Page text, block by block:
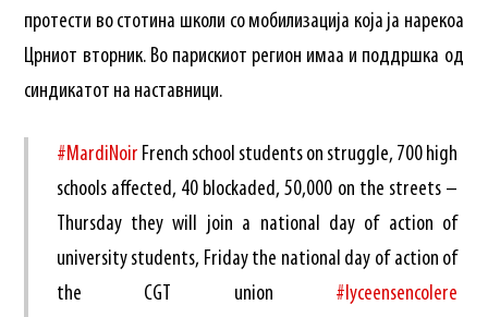
протести во стотина школи со мобилизација која ја нарекоа
Црниот вторник. Во парискиот регион имаа и поддршка од
синдикатот на наставници.
#MardiNoir French school students on struggle, 700 high
schools affected, 40 blockaded, 50,000 on the streets –
Thursday they will join a national day of action of
university students, Friday the national day of action of
the CGT union #lyceensencolere